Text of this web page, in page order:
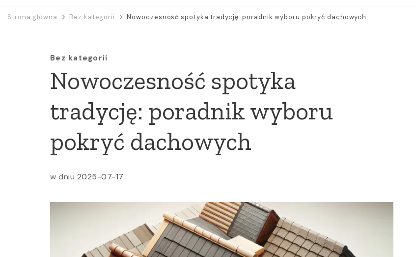
Strona główna Bez kategorii Nowoczesność spotyka tradycję: poradnik wyboru pokryć dachowych
Bez kategorii
Nowoczesność spotyka
tradycję: poradnik wyboru
pokryć dachowych
w dniu 2025-07-17